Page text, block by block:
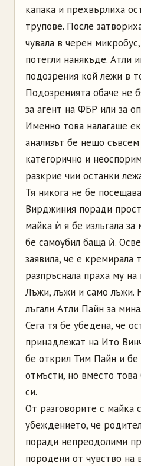
капака и прехвърлиха
трупове. После
чувала в черен
потегли нанякъде. Атли
подозрения кой лежи в
Подозренията обаче не
за агент на ФБР или за
Именно това налагаше
анализът бе нещо
категорично и
разкрие чии останки
Тя никога не бе
Вирджиния поради
майка ѝ я бе излъгала
бе самоубил баща ѝ.
заявила, че е кремирала
разпръснала праха му на
Лъжи, лъжи и само лъжи.
лъгали Атли Пайн за
Сега тя бе убедена, че
принадлежат на Ито
бе открил Тим Пайн и бе
отмъсти, но вместо
си.
От разговорите с майка
убеждението, че
поради непреодолими
породени от чувство на